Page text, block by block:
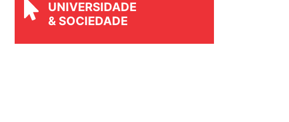
REVISTA
UNIVERSIDADE